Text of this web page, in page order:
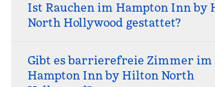
Ist Rauchen im Hampton Inn by
North Hollywood gestattet?
Gibt es barrierefreie Zimmer im
Hampton Inn by Hilton North